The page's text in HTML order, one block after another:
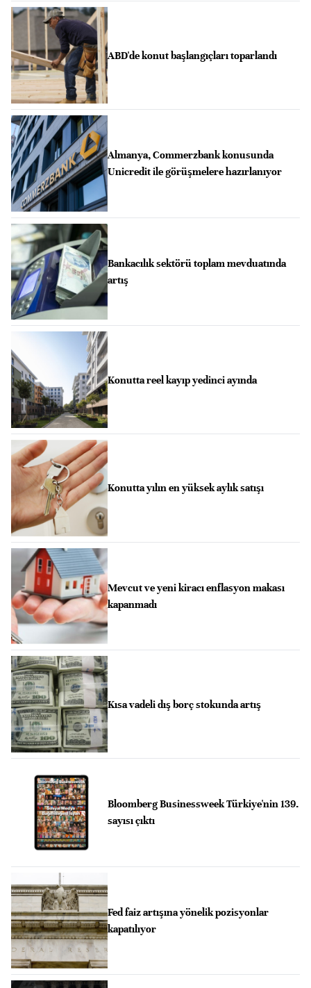
ABD'de konut başlangıçları toparlandı
Almanya, Commerzbank konusunda
Unicredit ile görüşmelere hazırlanıyor
Bankacılık sektörü toplam mevduatında
artış
Konutta reel kayıp yedinci ayında
Konutta yılın en yüksek aylık satışı
Mevcut ve yeni kiracı enflasyon makası
kapanmadı
Kısa vadeli dış borç stokunda artış
Bloomberg Businessweek Türkiye'nin 139.
sayısı çıktı
Fed faiz artışına yönelik pozisyonlar
kapatılıyor